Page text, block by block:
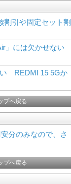
割引や固定セット割
」には欠かせない
い REDMI 15 5Gか
プへ戻る
分のみなので、さ
プへ戻る